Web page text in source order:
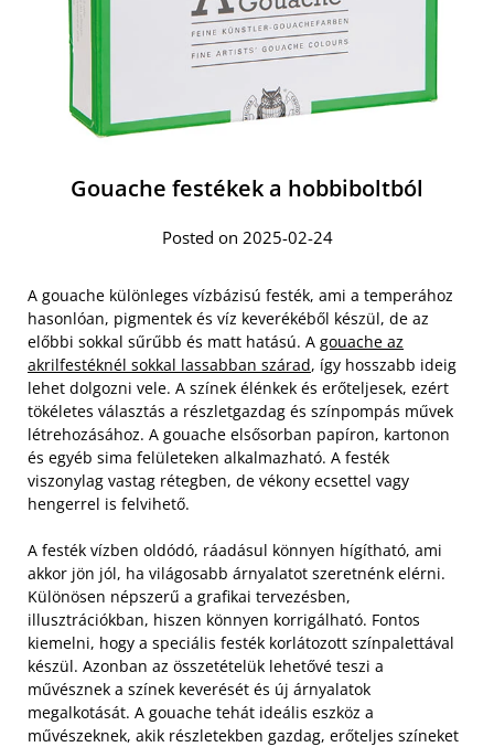
Gouache festékek a hobbiboltból
Posted on 2025-02-24
A gouache különleges vízbázisú festék, ami a temperához
hasonlóan, pigmentek és víz keverékéből készül, de az
előbbi sokkal sűrűbb és matt hatású. A gouache az
akrilfestéknél sokkal lassabban szárad, így hosszabb ideig
lehet dolgozni vele. A színek élénkek és erőteljesek, ezért
tökéletes választás a részletgazdag és színpompás művek
létrehozásához. A gouache elsősorban papíron, kartonon
és egyéb sima felületeken alkalmazható. A festék
viszonylag vastag rétegben, de vékony ecsettel vagy
hengerrel is felvihető.
A festék vízben oldódó, ráadásul könnyen hígítható, ami
akkor jön jól, ha világosabb árnyalatot szeretnénk elérni.
Különösen népszerű a grafikai tervezésben,
illusztrációkban, hiszen könnyen korrigálható. Fontos
kiemelni, hogy a speciális festék korlátozott színpalettával
készül. Azonban az összetételük lehetővé teszi a
művésznek a színek keverését és új árnyalatok
megalkotását. A gouache tehát ideális eszköz a
művészeknek, akik részletekben gazdag, erőteljes színeket